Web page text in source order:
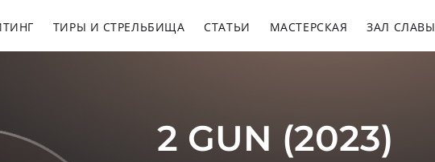
ТИРЫ И СТРЕЛЬБИЩА СТАТЬИ МАСТЕРСКАЯ ЗАЛ СЛАВЫ
2 GUN (2023)